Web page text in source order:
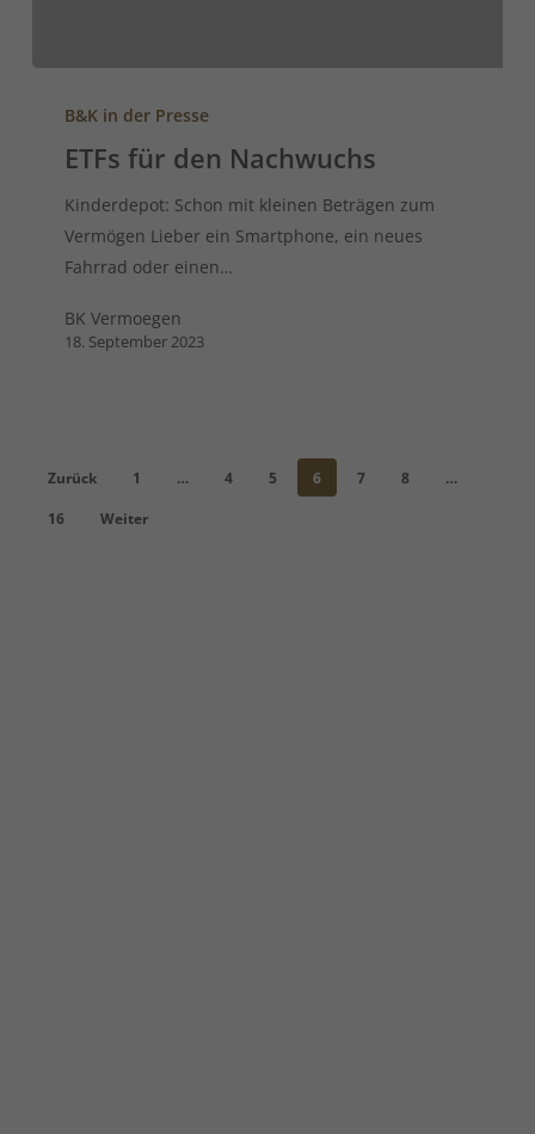
B&K in der Presse
ETFs für den Nachwuchs
Kinderdepot: Schon mit kleinen Beträgen zum
Vermögen Lieber ein Smartphone, ein neues
Fahrrad oder einen…
BK Vermoegen
18. September 2023
Zurück 1 … 4 5 6 7 8
…
16
Weiter